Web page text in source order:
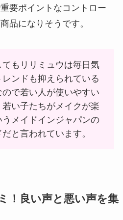
要ポイントなコントロー
品になりそうです。
もリリミュウは毎日気
ンドも抑えられている
で若い人が使いやすい
若い子たちがメイクが楽
うメイドインジャパンの
と言われています。
！良い声と悪い声を集